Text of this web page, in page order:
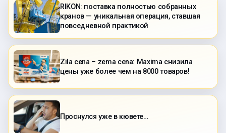
RIKON: поставка полностью собранных
кранов — уникальная операция, ставшая
повседневной практикой
Zila cena – zema cena: Maxima снизила
цены уже более чем на 8000 товаров!
Проснулся уже в кювете…